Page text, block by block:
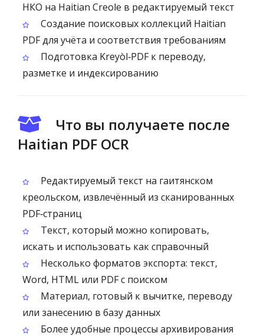
НКО на Haitian Creole в редактируемый текст
Создание поисковых коллекций Haitian
PDF для учёта и соответствия требованиям
Подготовка Kreyòl‑PDF к переводу,
разметке и индексированию
Что вы получаете после
Haitian PDF OCR
Редактируемый текст на гаитянском
креольском, извлечённый из сканированных
PDF‑страниц
Текст, который можно копировать,
искать и использовать как справочный
Несколько форматов экспорта: текст,
Word, HTML или PDF с поиском
Материал, готовый к вычитке, переводу
или занесению в базу данных
Более удобные процессы архивирования